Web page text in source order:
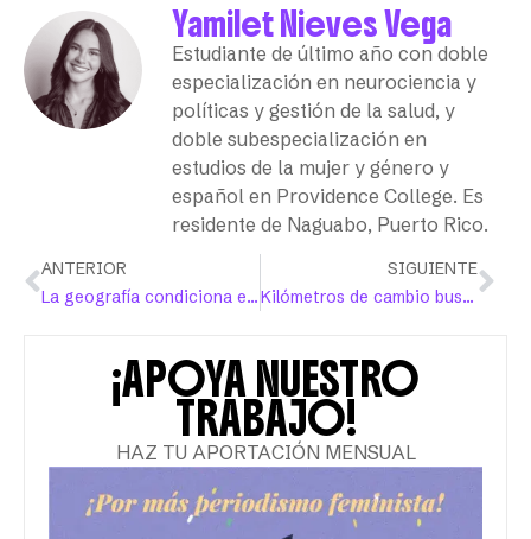
Yamilet Nieves Vega
Estudiante de último año con doble
especialización en neurociencia y
políticas y gestión de la salud, y
doble subespecialización en
estudios de la mujer y género y
español en Providence College. Es
residente de Naguabo, Puerto Rico.
ANTERIOR
La geografía condiciona el acceso a servicios para embarazadas
SIGUIENTE
Kilómetros de cambio busca salvar vidas de la violencia machista
¡APOYA NUESTRO
TRABAJO!
HAZ TU APORTACIÓN MENSUAL